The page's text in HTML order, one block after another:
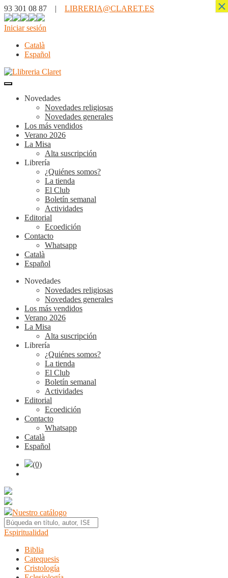
93 301 08 87 | LIBRERIA@CLARET.ES
Iniciar sesión
Català
Español
Novedades
Novedades religiosas
Novedades generales
Los más vendidos
Verano 2026
La Misa
Alta suscripción
Librería
¿Quiénes somos?
La tienda
El Club
Boletín semanal
Actividades
Editorial
Ecoedición
Contacto
Whatsapp
Català
Español
Novedades
Novedades religiosas
Novedades generales
Los más vendidos
Verano 2026
La Misa
Alta suscripción
Librería
¿Quiénes somos?
La tienda
El Club
Boletín semanal
Actividades
Editorial
Ecoedición
Contacto
Whatsapp
Català
Español
(0)
Nuestro catálogo
Espiritualidad
Biblia
Catequesis
Cristología
×